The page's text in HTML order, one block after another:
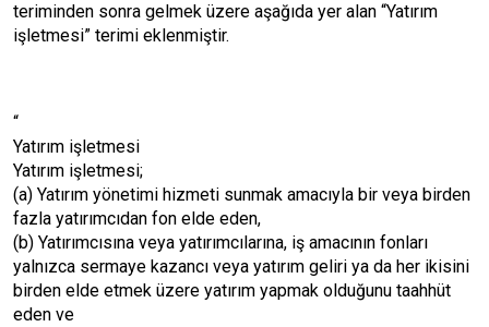
teriminden sonra gelmek üzere aşağıda yer alan “Yatırım
işletmesi” terimi eklenmiştir.
“
Yatırım işletmesi
Yatırım işletmesi;
(a) Yatırım yönetimi hizmeti sunmak amacıyla bir veya birden
fazla yatırımcıdan fon elde eden,
(b) Yatırımcısına veya yatırımcılarına, iş amacının fonları
yalnızca sermaye kazancı veya yatırım geliri ya da her ikisini
birden elde etmek üzere yatırım yapmak olduğunu taahhüt
eden ve